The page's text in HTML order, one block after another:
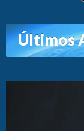
Últimos